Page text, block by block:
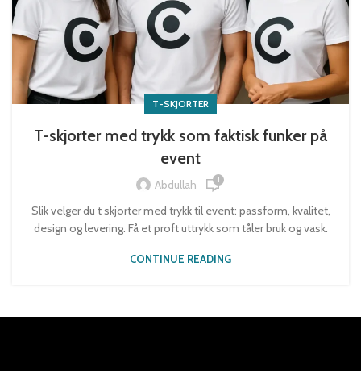
T-SKJORTER
T-skjorter med trykk som faktisk funker på
event
Abdullah 1
Slik velger du t skjorter med trykk til event: passform, kvalitet,
design og levering. Få et proft uttrykk som tåler bruk og vask.
CONTINUE READING